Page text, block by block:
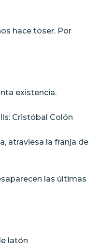
hace toser. Por
existencia.
Cristóbal Colón
atraviesa la franja de
las últimas
latón